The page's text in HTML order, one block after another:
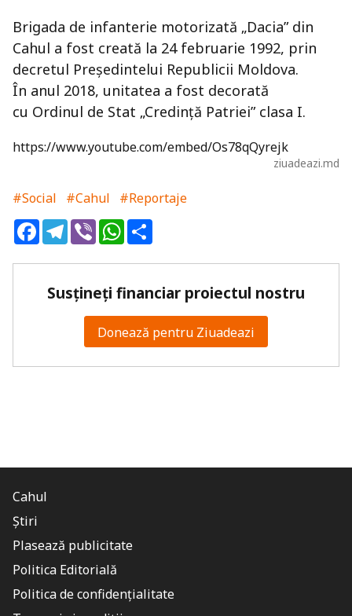
Brigada de infanterie motorizată „Dacia” din
Cahul a fost creată la 24 februarie 1992, prin
decretul Preşedintelui Republicii Moldova.
În anul 2018, unitatea a fost decorată
cu Ordinul de Stat „Credinţă Patriei” clasa I.
https://www.youtube.com/embed/Os78qQyrejk
ziuadeazi.md
#Social #Cahul
#Reportaje
FacebookTelegram
ViberWhatsApp
Susțineți financiar proiectul nostru
Donează pentru Ziuadeazi
Cahul
Știri
Plasează publicitate
Politica Editorială
Politica de confidențialitate